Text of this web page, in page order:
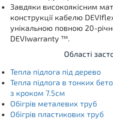
Завдяки високоякісним
конструкції кабелю
унікальною повною 20-
DEVIwarranty ™.
Області
Тепла підлога під дерево
Тепла підлога в тонких
з кроком 7.5см
Обігрів металевих труб
Обігрів пластикових труб